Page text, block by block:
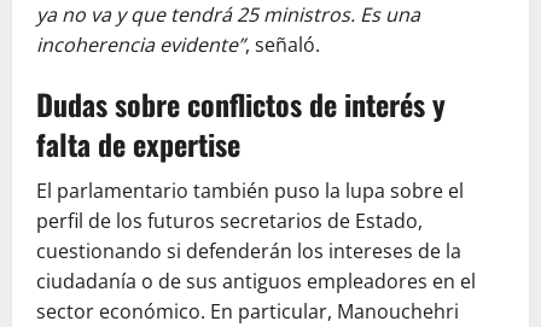
ya no va y que tendrá 25 ministros. Es una
incoherencia evidente”, señaló.
Dudas sobre conflictos de interés y
falta de expertise
El parlamentario también puso la lupa sobre el
perfil de los futuros secretarios de Estado,
cuestionando si defenderán los intereses de la
ciudadanía o de sus antiguos empleadores en el
sector económico. En particular, Manouchehri